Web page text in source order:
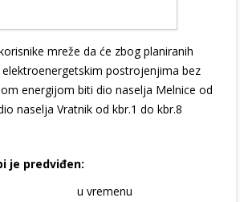
mreže da će zbog planiranih
postrojenjima bez
energijom biti dio naselja Melnice od
naselja Vratnik od kbr.1 do kbr.8
je predviđen:
u vremenu